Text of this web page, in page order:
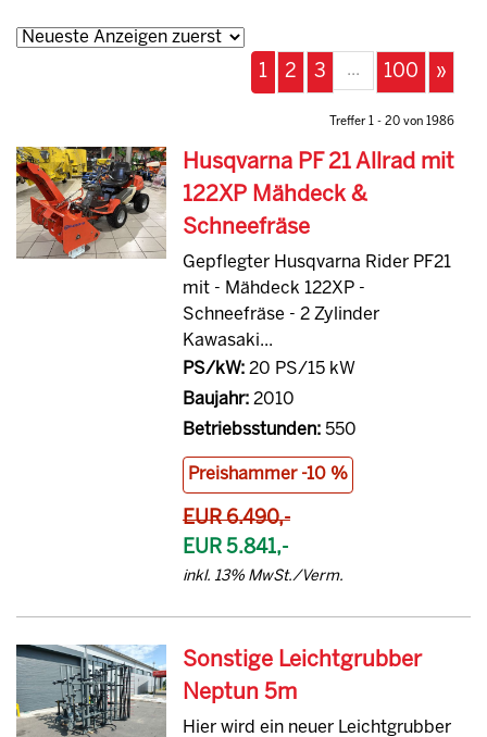
1 2 3 ... 100 »
Treffer 1 - 20 von 1986
Husqvarna PF 21 Allrad mit
122XP Mähdeck &
Schneefräse
Gepflegter Husqvarna Rider PF21
mit - Mähdeck 122XP -
Schneefräse - 2 Zylinder
Kawasaki...
PS/kW:20 PS/15 kW
Baujahr:2010
Betriebsstunden:550
Preishammer -10 %
EUR 6.490,-
EUR 5.841,-
inkl. 13% MwSt./Verm.
Sonstige Leichtgrubber
Neptun 5m
Hier wird ein neuer Leichtgrubber